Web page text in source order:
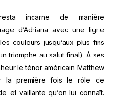
incarne de manière
d’Adriana avec une ligne
couleurs jusqu’aux plus fins
triomphe au salut final). À ses
le ténor américain Matthew
la première fois le rôle de
et vaillante qu’on lui connaît.